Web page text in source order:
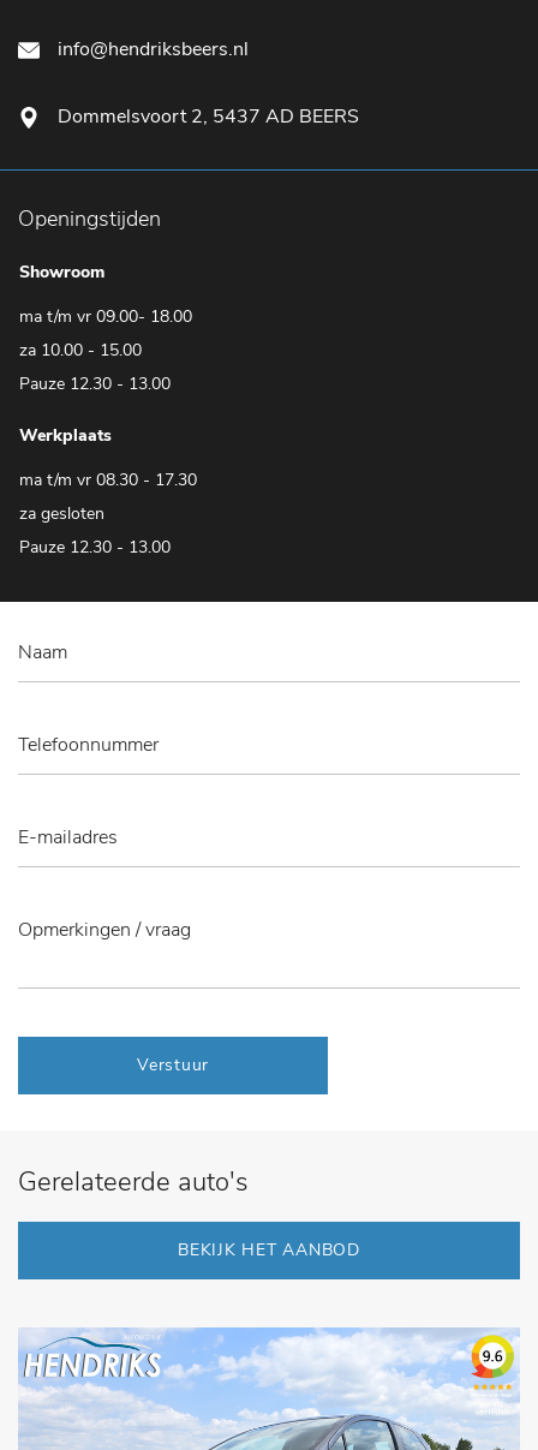
info@hendriksbeers.nl
Dommelsvoort 2, 5437 AD BEERS
Openingstijden
Showroom
ma t/m vr 09.00- 18.00
za 10.00 - 15.00
Pauze 12.30 - 13.00
Werkplaats
ma t/m vr 08.30 - 17.30
za gesloten
Pauze 12.30 - 13.00
Verstuur
Gerelateerde auto's
BEKIJK HET AANBOD